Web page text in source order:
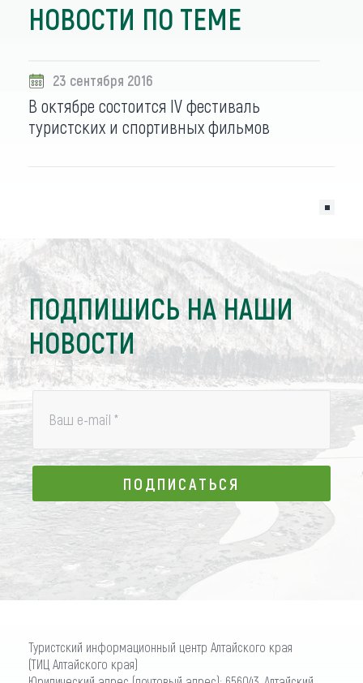
НОВОСТИ ПО ТЕМЕ
23 сентября 2016
В октябре состоится IV фестиваль
туристских и спортивных фильмов
ПОДПИШИСЬ НА НАШИ
НОВОСТИ
Ваш e-mail *
ПОДПИСАТЬСЯ
ПОДПИСАТЬСЯ
Туристский информационный центр Алтайского края
(ТИЦ Алтайского края)